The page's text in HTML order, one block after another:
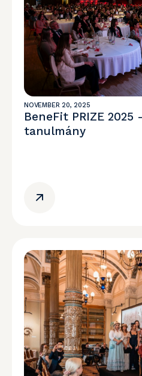
NOVEMBER 20, 2025
BeneFit PRIZE 2025
tanulmány